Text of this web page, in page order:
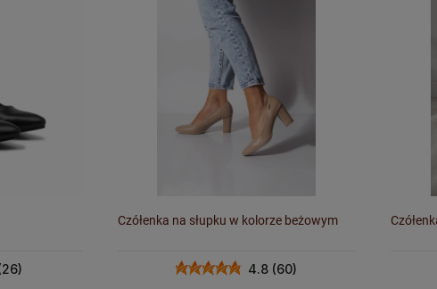
Czółenka na słupku w kolorze beżowym
4.8 (60)